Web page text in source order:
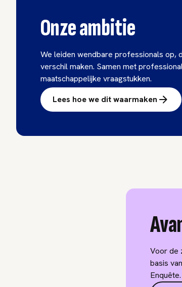
Onze ambitie
We leiden wendbare professionals op,
verschil maken. Samen met
maatschappelijke vraagstukken.
Lees hoe we dit waarmaken
Voor de
basis